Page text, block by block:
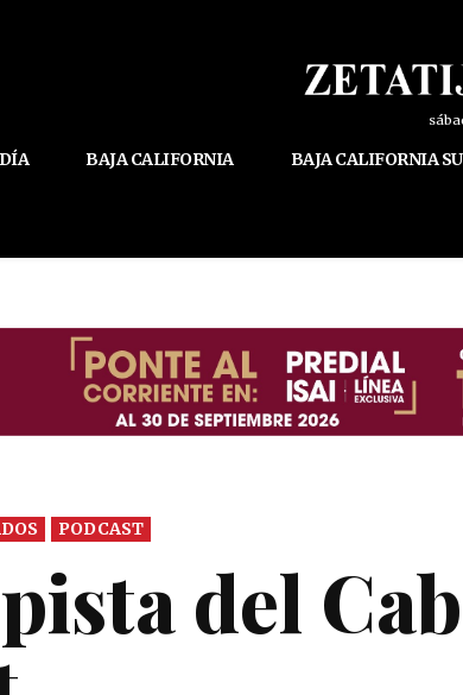
BAJA CALIFORNIA BAJA CALIFORNIA
PODCAST
del